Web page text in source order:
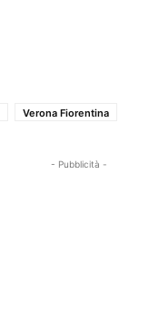
Verona Fiorentina
- Pubblicità -